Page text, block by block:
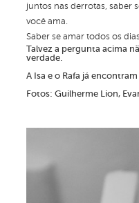
juntos nas derrotas, saber
você ama.
Saber se amar todos os
Talvez a pergunta acima
verdade.
A Isa e o Rafa já
Fotos: Guilherme Lion,